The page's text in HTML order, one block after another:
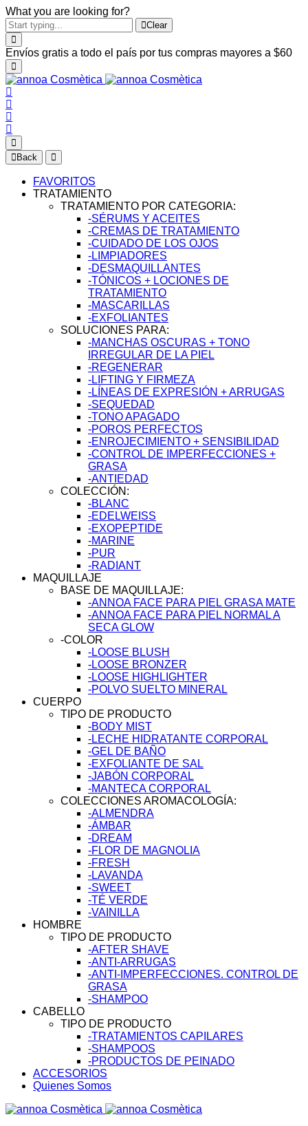
What you are looking for?
Clear
Envíos gratis a todo el país por tus compras mayores a $60
Back
FAVORITOS
TRATAMIENTO
TRATAMIENTO POR CATEGORIA:
-SÉRUMS Y ACEITES
-CREMAS DE TRATAMIENTO
-CUIDADO DE LOS OJOS
-LIMPIADORES
-DESMAQUILLANTES
-TÓNICOS + LOCIONES DE
TRATAMIENTO
-MASCARILLAS
-EXFOLIANTES
SOLUCIONES PARA:
-MANCHAS OSCURAS + TONO
IRREGULAR DE LA PIEL
-REGENERAR
-LIFTING Y FIRMEZA
-LÍNEAS DE EXPRESIÓN + ARRUGAS
-SEQUEDAD
-TONO APAGADO
-POROS PERFECTOS
-ENROJECIMIENTO + SENSIBILIDAD
-CONTROL DE IMPERFECCIONES +
GRASA
-ANTIEDAD
COLECCIÓN:
-BLANC
-EDELWEISS
-EXOPEPTIDE
-MARINE
-PUR
-RADIANT
MAQUILLAJE
BASE DE MAQUILLAJE:
-ANNOA FACE PARA PIEL GRASA MATE
-ANNOA FACE PARA PIEL NORMAL A
SECA GLOW
-COLOR
-LOOSE BLUSH
-LOOSE BRONZER
-LOOSE HIGHLIGHTER
-POLVO SUELTO MINERAL
CUERPO
TIPO DE PRODUCTO
-BODY MIST
-LECHE HIDRATANTE CORPORAL
-GEL DE BAÑO
-EXFOLIANTE DE SAL
-JABÓN CORPORAL
-MANTECA CORPORAL
COLECCIONES AROMACOLOGÍA:
-ALMENDRA
-ÁMBAR
-DREAM
-FLOR DE MAGNOLIA
-FRESH
-LAVANDA
-SWEET
-TÉ VERDE
-VAINILLA
HOMBRE
TIPO DE PRODUCTO
-AFTER SHAVE
-ANTI-ARRUGAS
-ANTI-IMPERFECCIONES. CONTROL DE
GRASA
-SHAMPOO
CABELLO
TIPO DE PRODUCTO
-TRATAMIENTOS CAPILARES
-SHAMPOOS
-PRODUCTOS DE PEINADO
ACCESORIOS
Quienes Somos